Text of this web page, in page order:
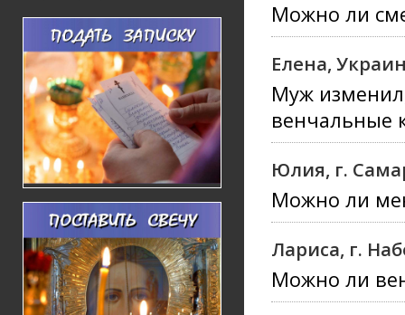
Можно ли
Елена,
Муж
венчальные
Юлия, г.
Можно ли
Лариса, г.
Можно ли